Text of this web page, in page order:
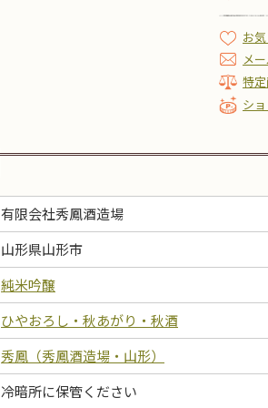
お
メ
特
シ
有限会社秀鳳酒造場
山形県山形市
純米吟醸
ひやおろし・秋あがり・秋酒
秀鳳（秀鳳酒造場・山形）
冷暗所に保管ください